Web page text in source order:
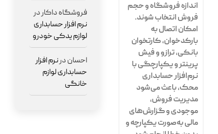
اندازه فروشگاه و حجم
فروش انتخاب شوند.
امکان اتصال به
بارکدخوان، کارتخوان
بانکی، ترازو و فیش
پرینترو یکپارچگی با
نرم‌افزار حسابداری
محک، باعث می‌شود
مدیریت فروش،
موجودی و گزارش‌های
مالی به‌صورت یکپارچه و
فروشگاه داکاردر
نرم افزار حسابداری
لوازم یدکی خودرو
احساندرنرم افزار
حسابداری لوازم
خانگی